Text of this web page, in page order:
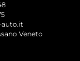
Veneto